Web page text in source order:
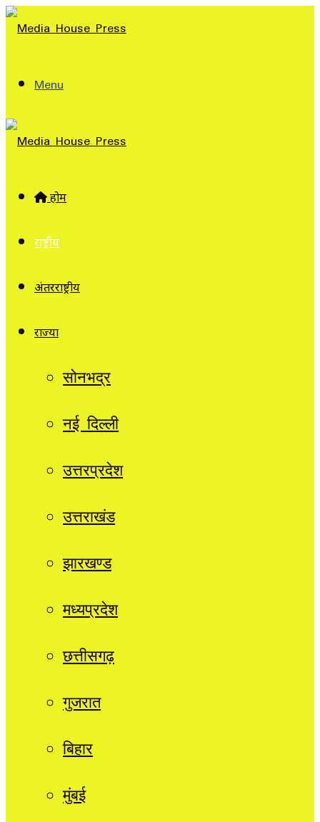
Menu
होम
राष्ट्रीय
अंतरराष्ट्रीय
राज्यों
सोनभद्र
नई दिल्ली
उत्तरप्रदेश
उत्तराखंड
झारखण्ड
मध्यप्रदेश
छत्तीसगढ़
गुजरात
बिहार
मुंबई